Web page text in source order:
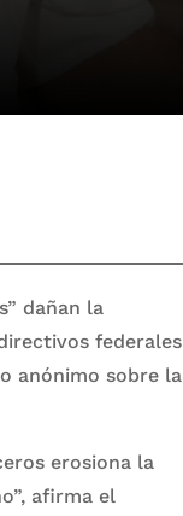
dañan la
federales
anónimo sobre la
erosiona la
afirma el